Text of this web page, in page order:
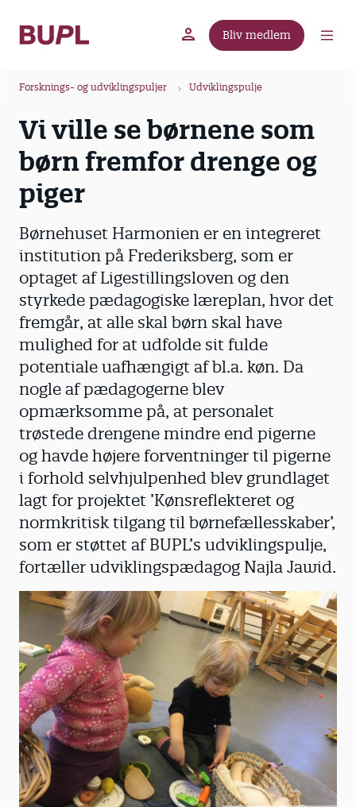
Bliv medlem
Forsknings- og udviklingspuljer Udviklingspulje
Vi ville se børnene som
børn fremfor drenge og
piger
Børnehuset Harmonien er en integreret
institution på Frederiksberg, som er
optaget af Ligestillingsloven og den
styrkede pædagogiske læreplan, hvor det
fremgår, at alle skal børn skal have
mulighed for at udfolde sit fulde
potentiale uafhængigt af bl.a. køn. Da
nogle af pædagogerne blev
opmærksomme på, at personalet
trøstede drengene mindre end pigerne
og havde højere forventninger til pigerne
i forhold selvhjulpenhed blev grundlaget
lagt for projektet ’Kønsreflekteret og
normkritisk tilgang til børnefællesskaber’,
som er støttet af BUPL’s udviklingspulje,
fortæller udviklingspædagog Najla Jawid.